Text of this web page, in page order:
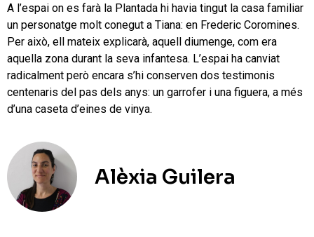
A l’espai on es farà la Plantada hi havia tingut la casa familiar
un personatge molt conegut a Tiana: en Frederic Coromines.
Per això, ell mateix explicarà, aquell diumenge, com era
aquella zona durant la seva infantesa. L’espai ha canviat
radicalment però encara s’hi conserven dos testimonis
centenaris del pas dels anys: un garrofer i una figuera, a més
d’una caseta d’eines de vinya.
Alèxia Guilera